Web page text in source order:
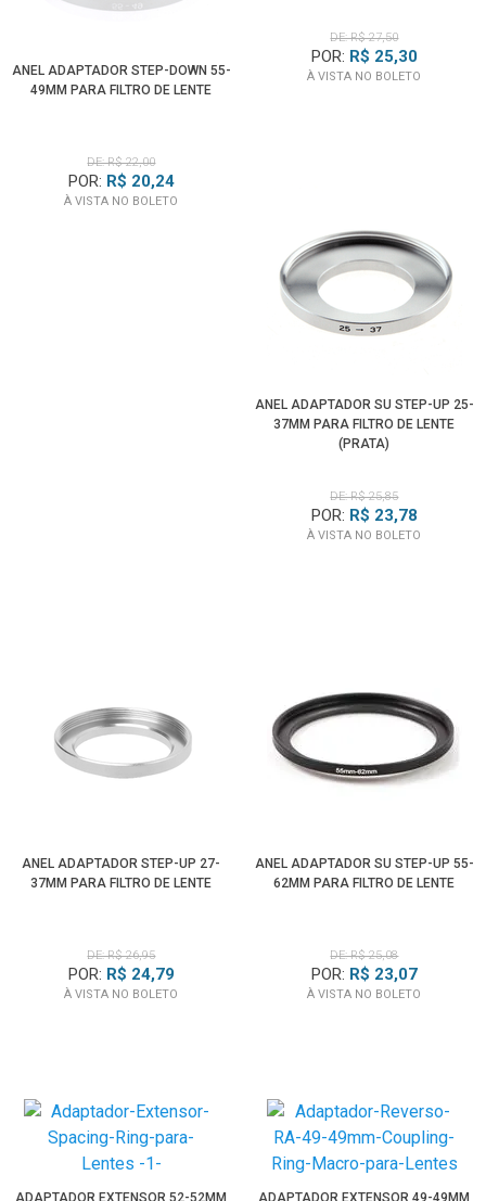
ANEL ADAPTADOR STEP-DOWN 55-
49MM PARA FILTRO DE LENTE
DE: R$ 22,00
POR: R$ 20,24
À VISTA NO BOLETO
DE: R$ 27,50
POR: R$ 25,30
À VISTA NO BOLETO
ANEL ADAPTADOR SU STEP-UP 25-
37MM PARA FILTRO DE LENTE
(PRATA)
DE: R$ 25,85
POR: R$ 23,78
À VISTA NO BOLETO
ANEL ADAPTADOR STEP-UP 27-
37MM PARA FILTRO DE LENTE
DE: R$ 26,95
POR: R$ 24,79
À VISTA NO BOLETO
ANEL ADAPTADOR SU STEP-UP 55-
62MM PARA FILTRO DE LENTE
DE: R$ 25,08
POR: R$ 23,07
À VISTA NO BOLETO
ADAPTADOR EXTENSOR 52-52MM ADAPTADOR EXTENSOR 49-49MM